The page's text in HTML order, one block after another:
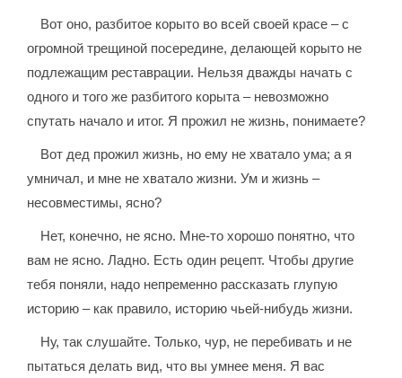
Вот оно, разбитое корыто во всей своей красе – с
огромной трещиной посередине, делающей корыто не
подлежащим реставрации. Нельзя дважды начать с
одного и того же разбитого корыта – невозможно
спутать начало и итог. Я прожил не жизнь, понимаете?
Вот дед прожил жизнь, но ему не хватало ума; а я
умничал, и мне не хватало жизни. Ум и жизнь –
несовместимы, ясно?
Нет, конечно, не ясно. Мне-то хорошо понятно, что
вам не ясно. Ладно. Есть один рецепт. Чтобы другие
тебя поняли, надо непременно рассказать глупую
историю – как правило, историю чьей-нибудь жизни.
Ну, так слушайте. Только, чур, не перебивать и не
пытаться делать вид, что вы умнее меня. Я вас